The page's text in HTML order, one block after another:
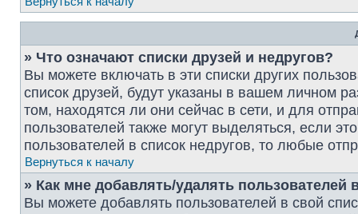
» Что означают списки друзей и недругов?
Вы можете включать в эти списки других
список друзей, будут указаны в вашем личном
том, находятся ли они сейчас в сети, и для
пользователей также могут выделяться, если
пользователей в список недругов, то любые
Вернуться к началу
» Как мне добавлять/удалять пользователей
Вы можете добавлять пользователей в свой